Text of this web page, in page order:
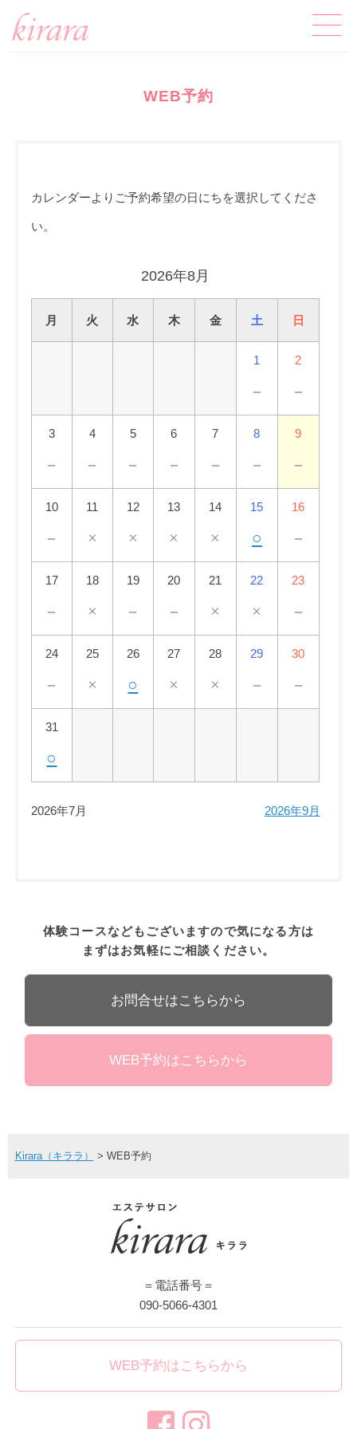
WEB予約
カレンダーよりご予約希望の日にちを選択してくださ
い。
2026年8月
月 火 水 木 金 土 日
1
－
2
－
3
－
4
－
5
－
6
－
7
－
8
－
9
－
10
－
11
×
12
×
13
×
14
×
15
○
16
－
17
－
18
×
19
－
20
－
21
×
22
×
23
－
24
－
25
×
26
○
27
×
28
×
29
－
30
－
31
○
2026年7月 2026年9月
体験コースなどもございますので気になる方は
まずはお気軽にご相談ください。
お問合せはこちらから
WEB予約はこちらから
Kirara（キララ） > WEB予約
＝電話番号＝
090-5066-4301
WEB予約はこちらから